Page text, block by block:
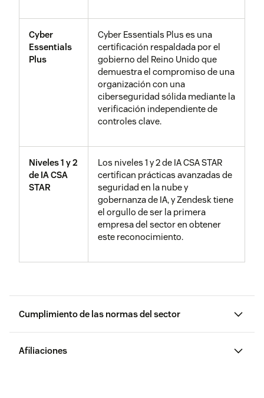
Cyber
Essentials
Plus
Cyber Essentials Plus es una
certificación respaldada por el
gobierno del Reino Unido que
demuestra el compromiso de una
organización con una
ciberseguridad sólida mediante la
verificación independiente de
controles clave.
Niveles 1 y 2
de IA CSA
STAR
Los niveles 1 y 2 de IA CSA STAR
certifican prácticas avanzadas de
seguridad en la nube y
gobernanza de IA, y Zendesk tiene
el orgullo de ser la primera
empresa del sector en obtener
este reconocimiento.
Cumplimiento de las normas del sector
PCI-DSS
Afiliaciones